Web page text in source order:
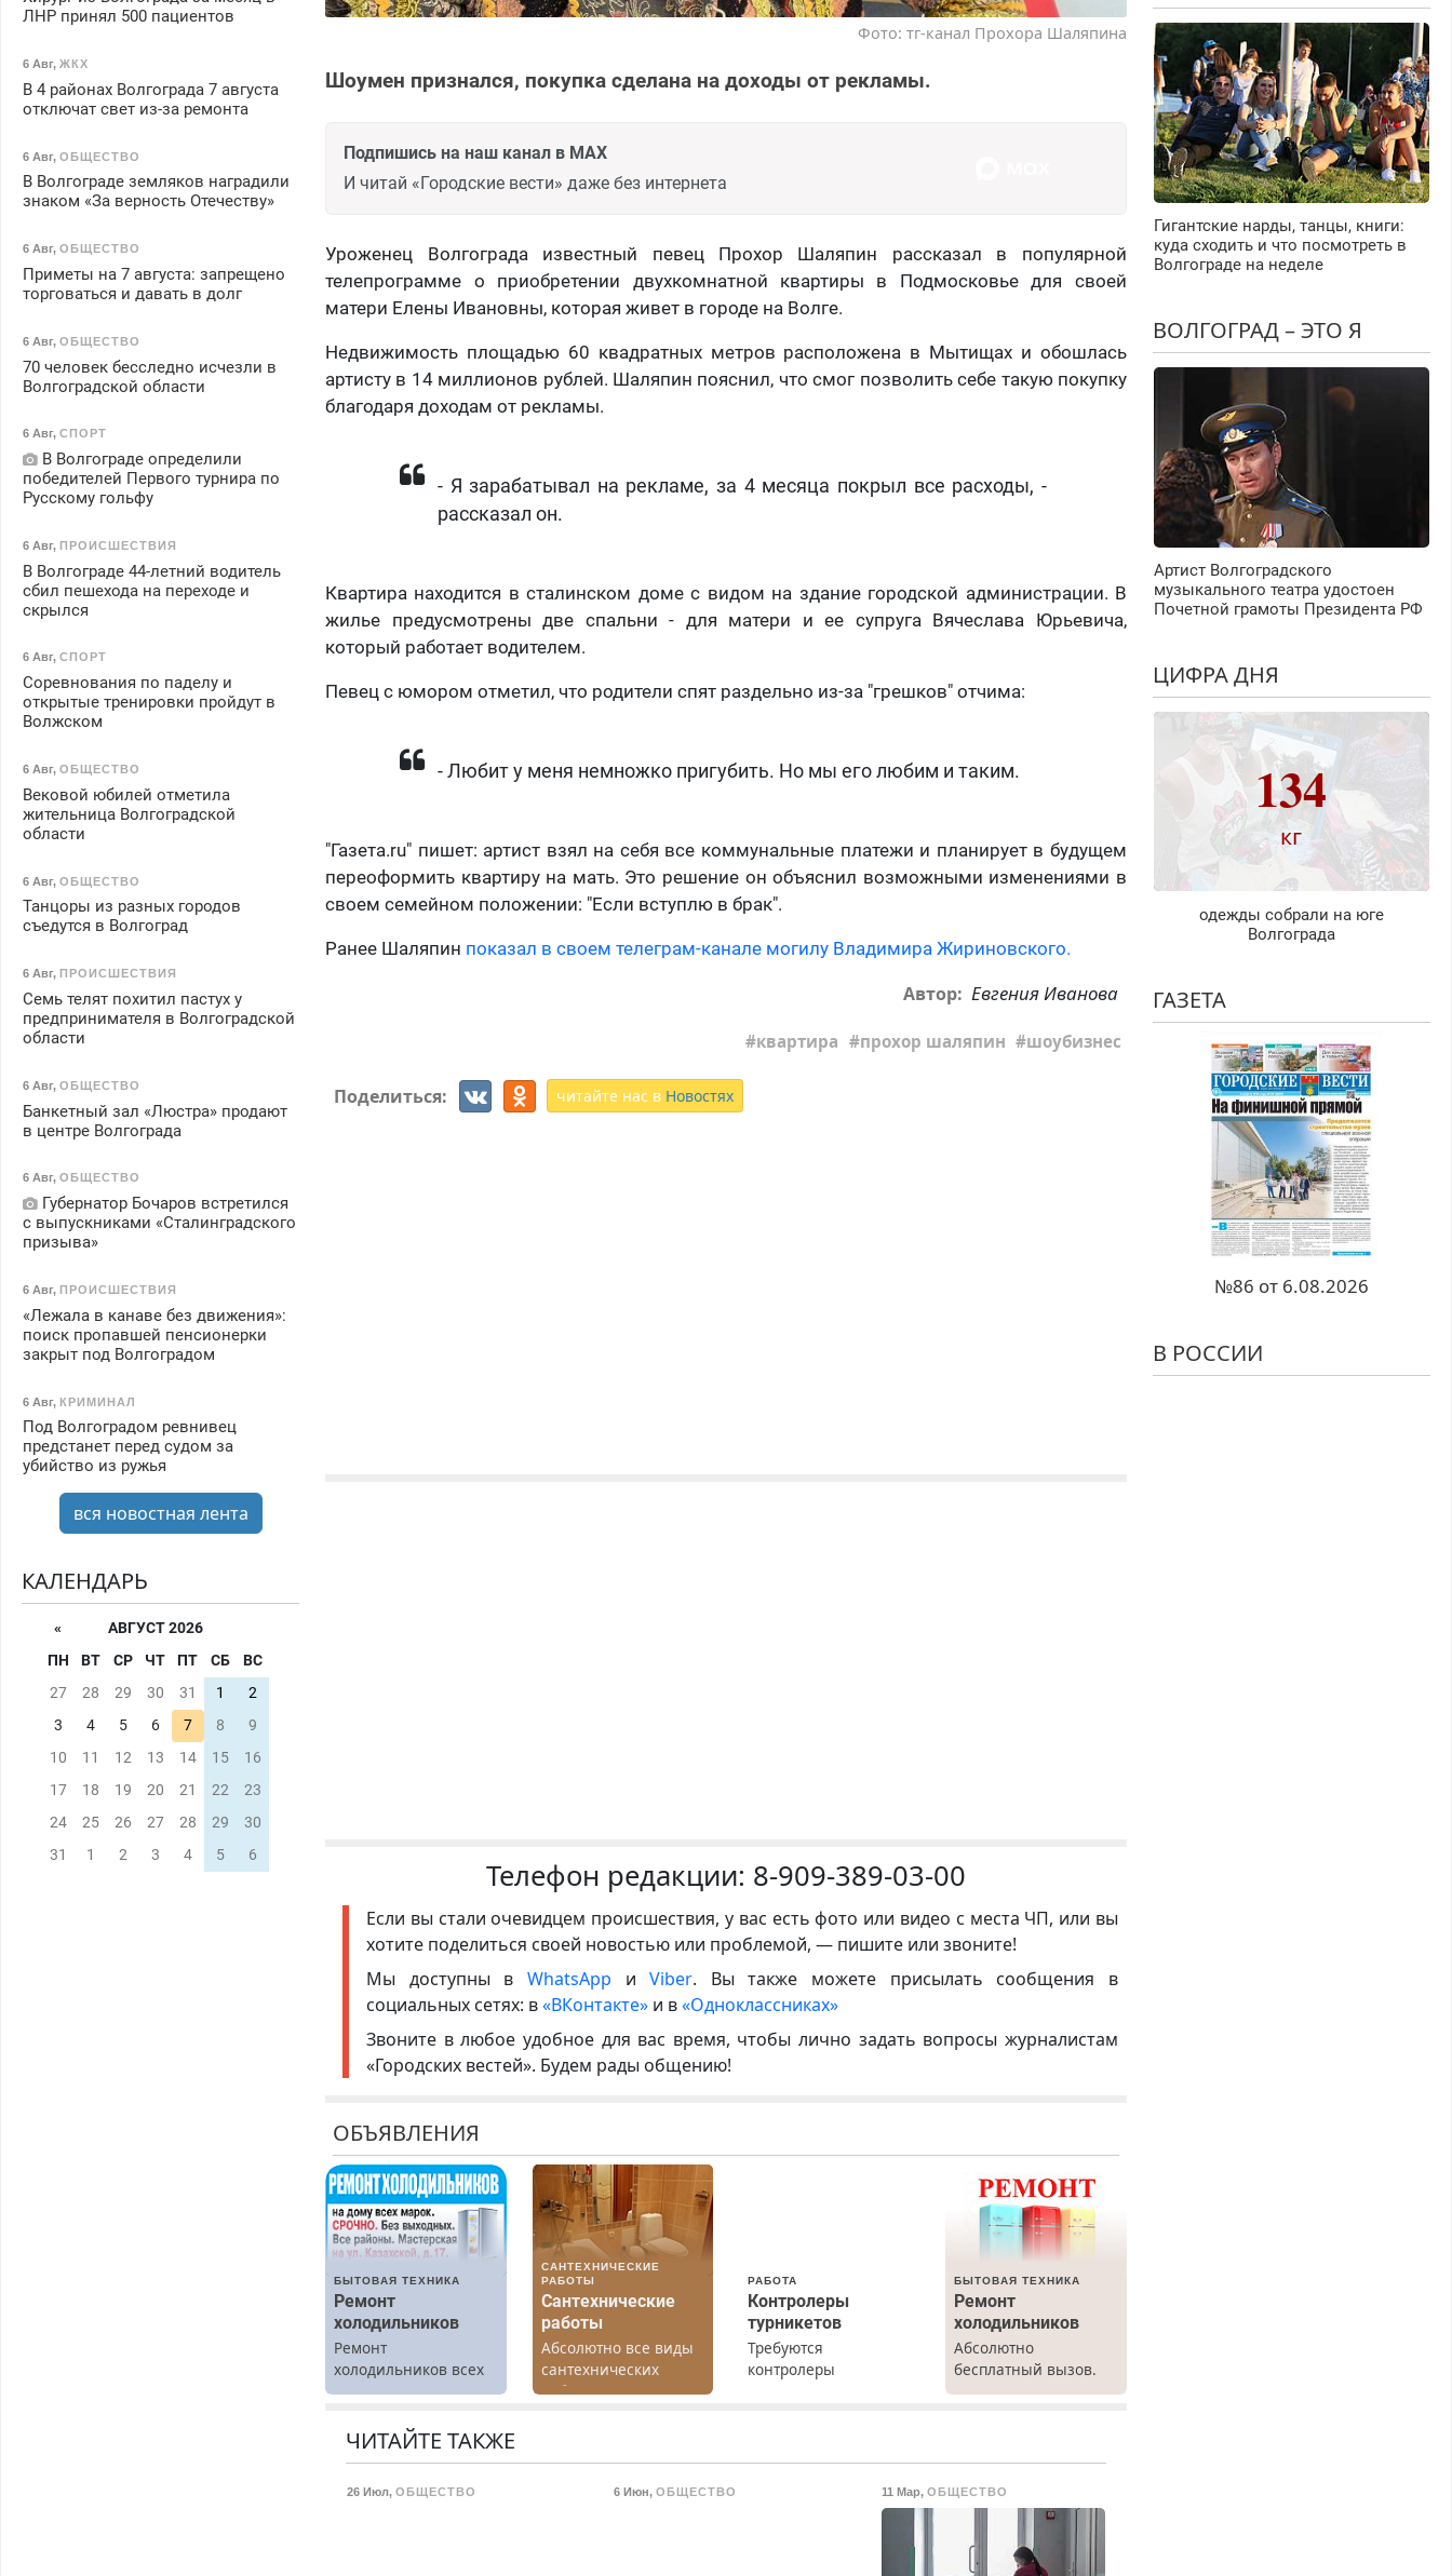
Фото: тг-канал Прохора Шаляпина
Шоумен признался, покупка сделана на доходы от рекламы.
Подпишись на наш канал в MAX
И читай «Городские вести» даже без интернета
Уроженец Волгограда известный певец Прохор Шаляпин рассказал в популярной
телепрограмме о приобретении двухкомнатной квартиры в Подмосковье для своей
матери Елены Ивановны, которая живет в городе на Волге.
Недвижимость площадью 60 квадратных метров расположена в Мытищах и обошлась
артисту в 14 миллионов рублей. Шаляпин пояснил, что смог позволить себе такую покупку
благодаря доходам от рекламы.
- Я зарабатывал на рекламе, за 4 месяца покрыл все расходы, -
рассказал он.
Квартира находится в сталинском доме с видом на здание городской администрации. В
жилье предусмотрены две спальни - для матери и ее супруга Вячеслава Юрьевича,
который работает водителем.
Певец с юмором отметил, что родители спят раздельно из-за "грешков" отчима:
- Любит у меня немножко пригубить. Но мы его любим и таким.
"Газета.ru" пишет: артист взял на себя все коммунальные платежи и планирует в будущем
переоформить квартиру на мать. Это решение он объяснил возможными изменениями в
своем семейном положении: "Если вступлю в брак".
Ранее Шаляпин показал в своем телеграм-канале могилу Владимира Жириновского.
Автор: Евгения Иванова
квартира прохор шаляпин шоубизнес
Поделиться: читайте нас в Новостях
Телефон редакции: 8-909-389-03-00
Если вы стали очевидцем происшествия, у вас есть фото или видео с места ЧП, или вы
хотите поделиться своей новостью или проблемой, — пишите или звоните!
Мы доступны в WhatsApp иViber. Вы также можете присылать сообщения в
социальных сетях: в«ВКонтакте» и в«Одноклассниках»
Звоните в любое удобное для вас время, чтобы лично задать вопросы журналистам
«Городских вестей». Будем рады общению!
ОБЪЯВЛЕНИЯ
БЫТОВАЯ ТЕХНИКА
Ремонт
холодильников
Ремонт
холодильников всех
марок на дому.
САНТЕХНИЧЕСКИЕ
РАБОТЫ
Сантехнические
работы
Абсолютно все виды
сантехнических
работ. Быстро.
РАБОТА
Контролеры
турникетов
Требуются
контролеры
ТК РФ. График работы
БЫТОВАЯ ТЕХНИКА
Ремонт
холодильников
Абсолютно
бесплатный вызов.
Ремонт
выходных.
Пенсионерам –
скидки до 40%.
Мастер со стажем.
ЧИТАЙТЕ ТАКЖЕ
26 Июл,ОБЩЕСТВО 6 Июн,ОБЩЕСТВО 11 Мар, ОБЩЕСТВО
ЛНР принял 500 пациентов
6 Авг, ЖКХ
В 4 районах Волгограда 7 августа
отключат свет из-за ремонта
6 Авг, ОБЩЕСТВО
В Волгограде земляков наградили
знаком «За верность Отечеству»
6 Авг, ОБЩЕСТВО
Приметы на 7 августа: запрещено
торговаться и давать в долг
6 Авг, ОБЩЕСТВО
70 человек бесследно исчезли в
Волгоградской области
6 Авг, СПОРТ
В Волгограде определили
победителей Первого турнира по
Русскому гольфу
6 Авг, ПРОИСШЕСТВИЯ
В Волгограде 44-летний водитель
сбил пешехода на переходе и
скрылся
6 Авг, СПОРТ
Соревнования по паделу и
открытые тренировки пройдут в
Волжском
6 Авг, ОБЩЕСТВО
Вековой юбилей отметила
жительница Волгоградской
области
6 Авг, ОБЩЕСТВО
Танцоры из разных городов
съедутся в Волгоград
6 Авг, ПРОИСШЕСТВИЯ
Семь телят похитил пастух у
предпринимателя в Волгоградской
области
6 Авг, ОБЩЕСТВО
Банкетный зал «Люстра» продают
в центре Волгограда
6 Авг, ОБЩЕСТВО
Губернатор Бочаров встретился
с выпускниками «Сталинградского
призыва»
6 Авг, ПРОИСШЕСТВИЯ
«Лежала в канаве без движения»:
поиск пропавшей пенсионерки
закрыт под Волгоградом
6 Авг, КРИМИНАЛ
Под Волгоградом ревнивец
предстанет перед судом за
убийство из ружья
вся новостная лента
КАЛЕНДАРЬ
«
АВГУСТ 2026
ПН
ВТ СР ЧТ ПТ СБ
ВС
27
28 29 30 31 1
2
3
4 5 6 7 8
9
10
11 12 13 14 15
16
17
18 19 20 21 22
23
24
25 26 27 28 29
30
31
1 2 3 4 5 6
Гигантские нарды, танцы, книги:
куда сходить и что посмотреть в
Волгограде на неделе
ВОЛГОГРАД – ЭТО Я
Артист Волгоградского
музыкального театра удостоен
Почетной грамоты Президента РФ
ЦИФРА ДНЯ
134
кг
одежды собрали на юге
Волгограда
ГАЗЕТА
№86 от 6.08.2026
В РОССИИ